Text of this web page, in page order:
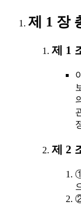
제 1 장
제 1
제 2